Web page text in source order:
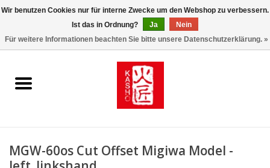
Kasho World Since 1908
Taschen/Halfter/Holster/
MGW-60os Cut Offset Migiwa Model -
Wir benutzen Cookies nur für interne Zwecke um den Webshop zu verbessern.
Ist das in Ordnung?
Ja
Nein
Für weitere Informationen beachten Sie bitte unsere Datenschutzerklärung. »